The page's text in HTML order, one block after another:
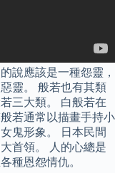
說應該是一種怨靈，
靈。 般若也有其類
三大類。 白般若在
若通常以描畫手持小
鬼形象。 日本民間
首領。 人的心總是
種恩怨情仇。